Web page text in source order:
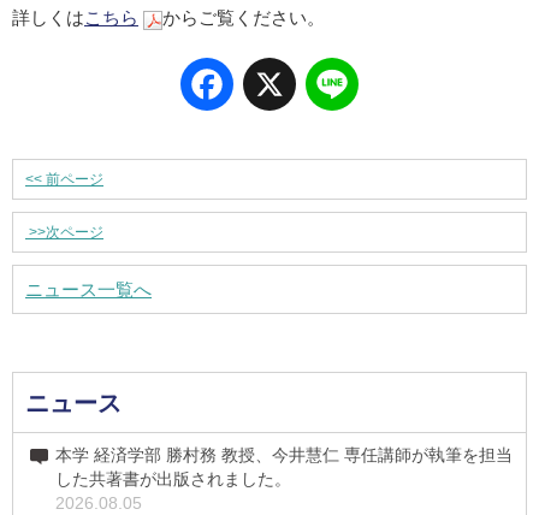
詳しくはこちら からご覧ください。
Facebook
X
<< 前ページ
>>次ページ
ニュース一覧へ
ニュース
本学 経済学部 勝村務 教授、今井慧仁 専任講師が執筆を担当
した共著書が出版されました。
2026.08.05